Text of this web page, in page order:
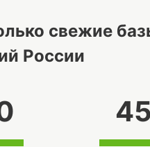
свежие
России
45